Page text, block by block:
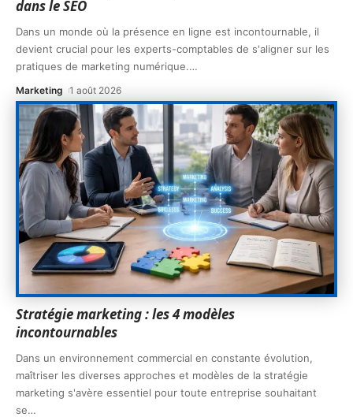
dans le SEO
Dans un monde où la présence en ligne est incontournable, il
devient crucial pour les experts-comptables de s'aligner sur les
pratiques de marketing numérique.…
Marketing 1 août 2026
Stratégie marketing : les 4 modèles
incontournables
Dans un environnement commercial en constante évolution,
maîtriser les diverses approches et modèles de la stratégie
marketing s'avère essentiel pour toute entreprise souhaitant
se…